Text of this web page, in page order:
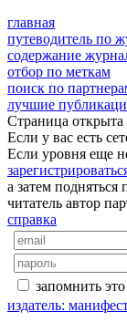
главная
путеводитель по
содержание
отбор по меткам
поиск по
лучшие
Страница открыта
Если у вас есть
Если уровня еще
а затем подняться
читатель автор
справка
запомнить
издатель: